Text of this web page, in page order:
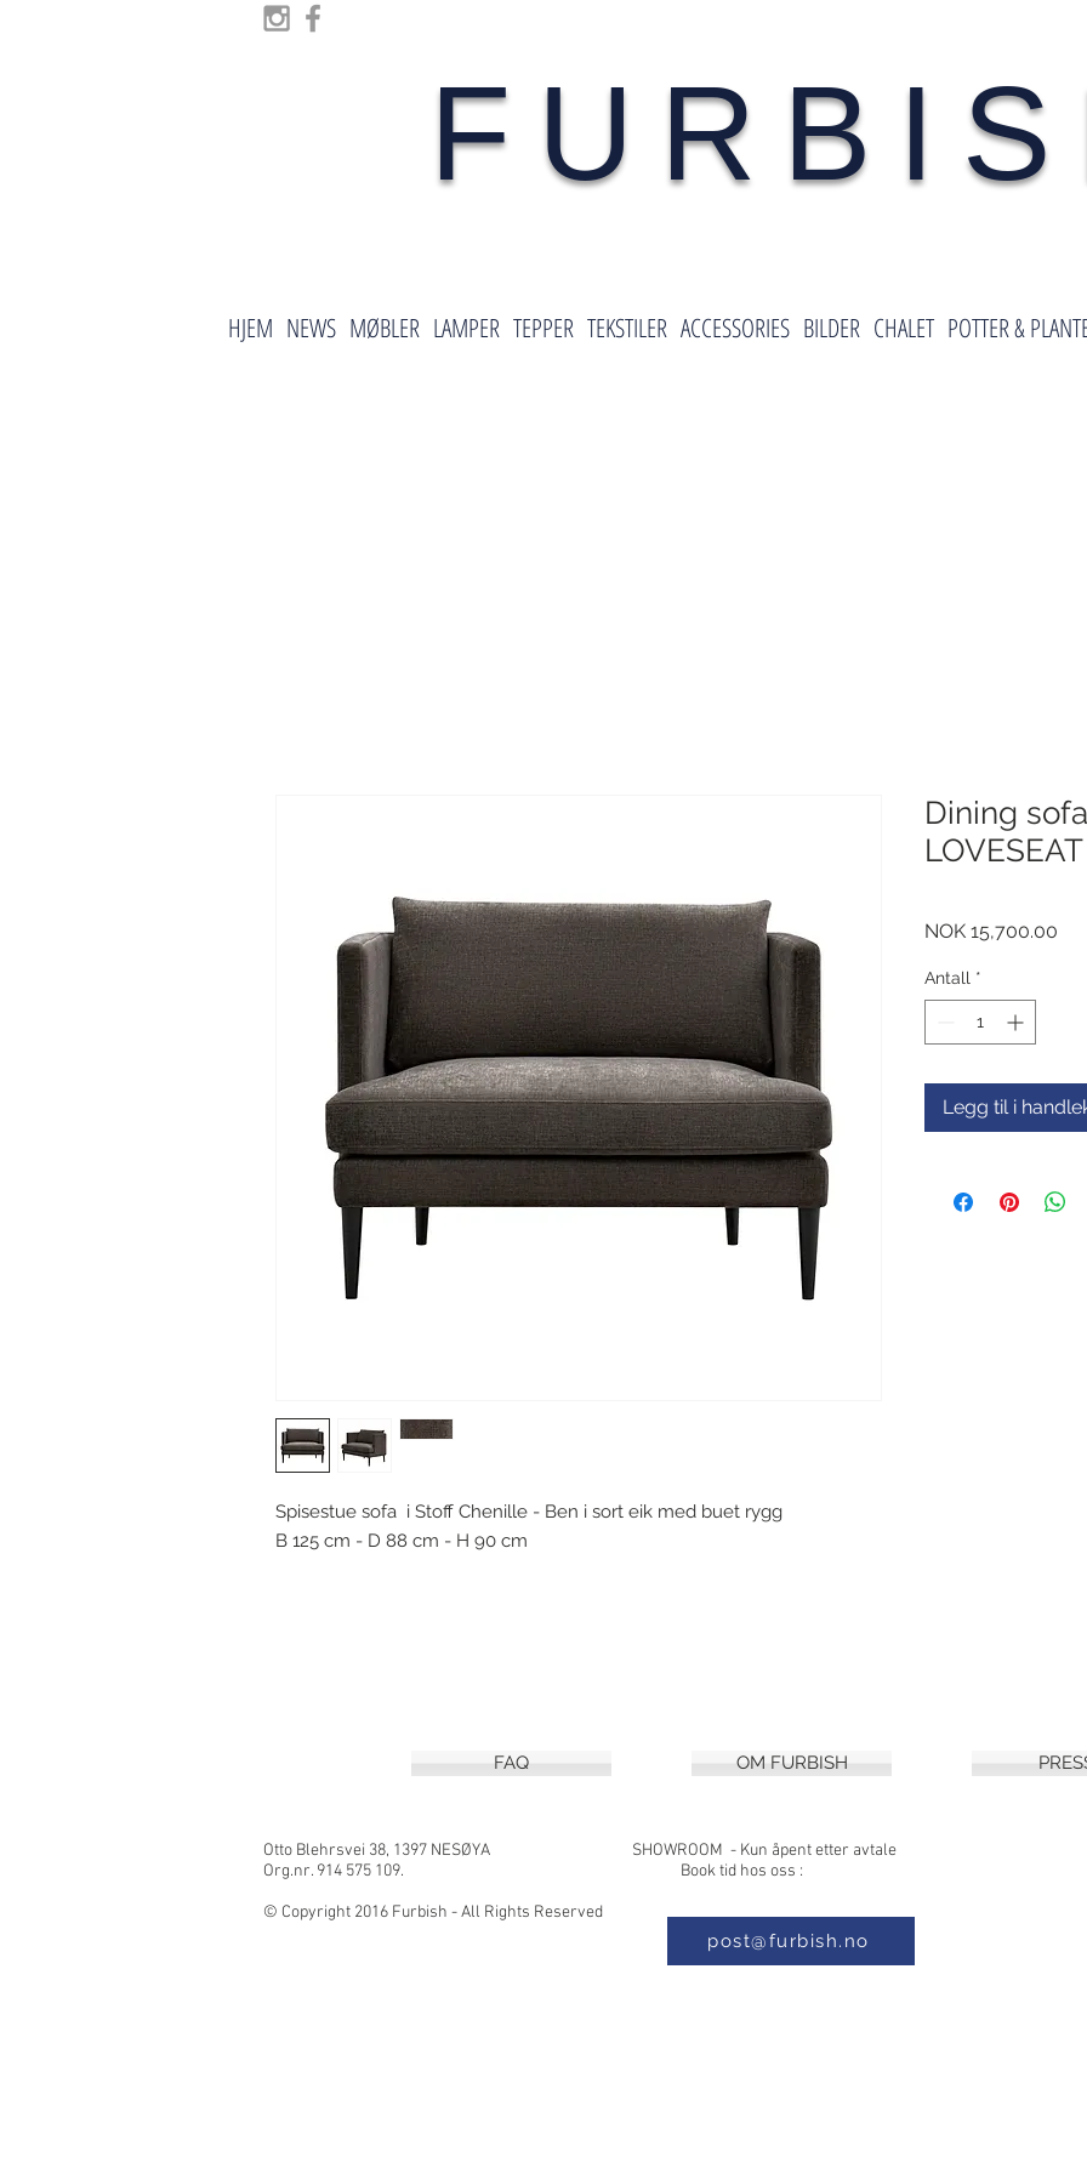
HJEM NEWS MØBLER LAMPER TEPPER TEKSTILER ACCESSORIES BILDER CHALET POTTER &
Spisestue sofa i Stoff Chenille - Ben i sort eik med buet rygg
B 125 cm - D 88 cm - H 90 cm
Dining
NOK 15,700.00
Antall *
Legg til i
FAQ OM FURBISH
Otto Blehrsvei 38, 1397 NESØYA SHOWROOM - Kun
Org.nr. 914 575 109. Book tid hos oss :
© Copyright 2016 Furbish - All Rights Reserved
post@furbish.no